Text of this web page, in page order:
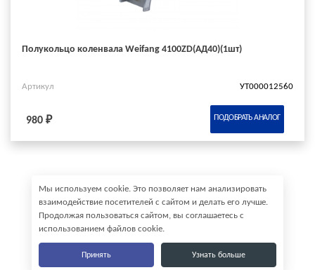
Полукольцо коленвала Weifang 4100ZD(АД40)(1шт)
Артикул УТ000012560
980 ₽ ПОДОБРАТЬ АНАЛОГ
Мы используем cookie. Это позволяет нам анализировать
взаимодействие посетителей с сайтом и делать его лучше.
Продолжая пользоваться сайтом, вы соглашаетесь с
использованием файлов cookie.
Принять Узнать больше